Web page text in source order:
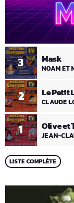
1 Olive et
JEAN-
2 Le Petit
CLAUDE
3 Mask
NOAM ET
LISTE COMPLÈTE